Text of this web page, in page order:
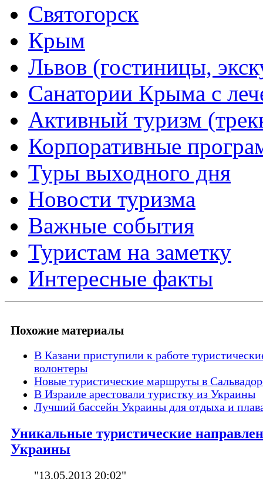
Святогорск
Крым
Львов (гостиницы,
Санатории Крыма с
Активный туризм
Корпоративные
Туры выходного дня
Новости туризма
Важные события
Туристам на заметку
Интересные факты
Похожие материалы
В Казани приступили к работе
волонтеры
Новые туристические маршруты в
В Израиле арестовали туристку из Украины
Лучший бассейн Украины для отдыха и
Уникальные туристические
Украины
"13.05.2013 20:02"